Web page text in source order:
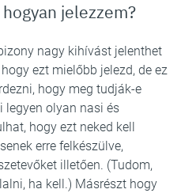
jelezzem?
nagy kihívást jelenthet
ezt mielőbb jelezd, de ez
hogy meg tudják-e
legyen olyan nasi és
hogy ezt neked kell
erre felkészülve,
illetően. (Tudom,
ha kell.) Másrészt hogy